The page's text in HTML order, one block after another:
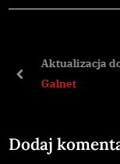
o
P
t
P
Aktualizacja
Galnet
prev
Dodaj